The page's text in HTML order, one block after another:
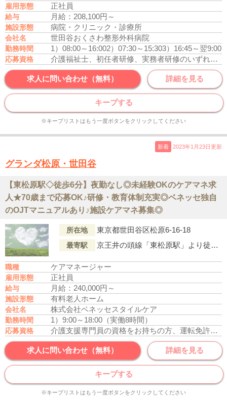
雇用形態 正社員
給与 月給：208,100円～
施設形態 病院・クリニック・診療所
会社名 世田谷おくさわ整形外科病院
勤務時間 1）08:00～16:002）07:30～15:303）16:45～翌9:00
応募資格 介護福祉士、初任者研修、実務者研修のいずれかの資格をお持ちの方
求人に問い合わせ（無料） 詳細を見る
キープする
※キープリストはもう一度ボタンをクリックしてください
新着 2023年1月23日更新
グランダ松原・世田谷
【東松原駅◇徒歩6分】夜勤なし◎未経験OKのケアマネ求
人★70歳まで応募OK♪研修・教育体制充実◎ベネッセ独自
のOJTマニュアルあり♪施設ケアマネ募集◎
所在地 東京都世田谷区松原6-16-18
最寄駅 京王井の頭線「東松原駅」より徒歩6分
職種 ケアマネージャー
雇用形態 正社員
給与 月給：240,000円～
施設形態 有料老人ホーム
会社名 株式会社ベネッセスタイルケア
勤務時間 1）9:00～18:00（実働8時間）
応募資格 介護支援専門員の資格をお持ちの方、運転免許あれば尚可
求人に問い合わせ（無料） 詳細を見る
キープする
※キープリストはもう一度ボタンをクリックしてください